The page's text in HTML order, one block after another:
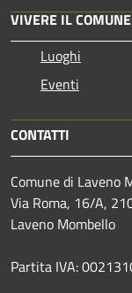
VIVERE IL COMUNE
Luoghi
Eventi
CONTATTI
Comune di Laveno
Via Roma, 16/A,
Laveno Mombello
Partita IVA: